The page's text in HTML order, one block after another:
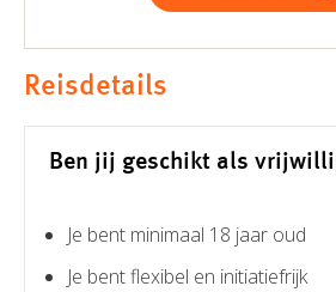
Reisdetails
Ben jij geschikt als
Je bent minimaal 18 jaar oud
Je bent flexibel en initiatiefrijk